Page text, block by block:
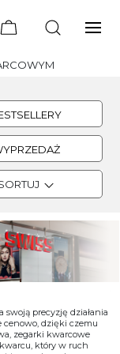
precyzję działania
cenowo, dzięki czemu
zegarki kwarcowe
który w ruch